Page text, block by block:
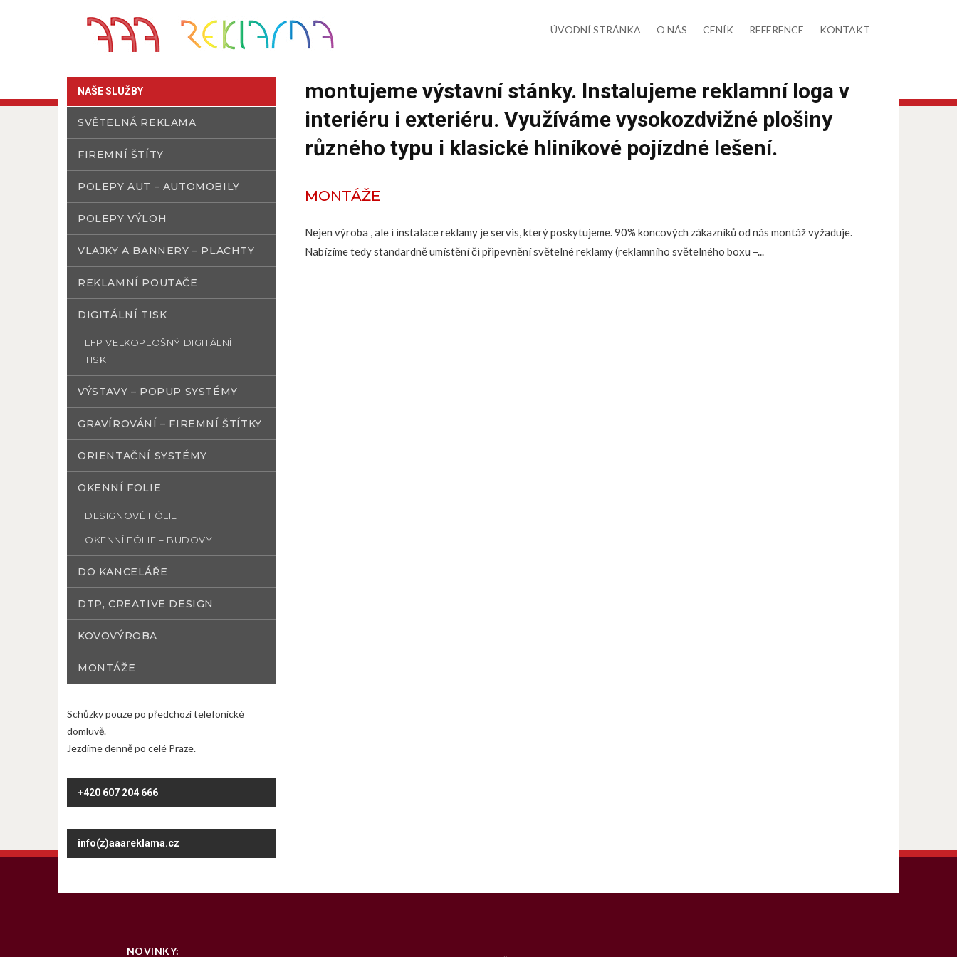
ÚVODNÍ STRÁNKA O NÁS CENÍK REFERENCE KONTAKT
montujeme výstavní stánky. Instalujeme reklamní loga v
interiéru i exteriéru. Využíváme vysokozdvižné plošiny
různého typu i klasické hliníkové pojízdné lešení.
MONTÁŽE
Nejen výroba , ale i instalace reklamy je servis, který poskytujeme. 90% koncových zákazníků od nás montáž vyžaduje.
Nabízíme tedy standardně umístění či připevnění světelné reklamy (reklamního světelného boxu –...
NAŠE SLUŽBY
SVĚTELNÁ REKLAMA
FIREMNÍ ŠTÍTY
POLEPY AUT – AUTOMOBILY
POLEPY VÝLOH
VLAJKY A BANNERY – PLACHTY
REKLAMNÍ POUTAČE
DIGITÁLNÍ TISK
LFP VELKOPLOŠNÝ DIGITÁLNÍ
TISK
VÝSTAVY – POPUP SYSTÉMY
GRAVÍROVÁNÍ – FIREMNÍ ŠTÍTKY
ORIENTAČNÍ SYSTÉMY
OKENNÍ FOLIE
DESIGNOVÉ FÓLIE
OKENNÍ FÓLIE – BUDOVY
DO KANCELÁŘE
DTP, CREATIVE DESIGN
KOVOVÝROBA
MONTÁŽE
Schůzky pouze po předchozí telefonické
domluvě.
Jezdíme denně po celé Praze.
+420 607 204 666
info(z)aaareklama.cz
NOVINKY: